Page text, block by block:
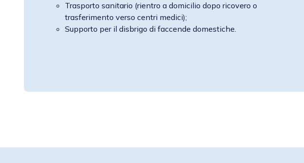
Trasporto sanitario (rientro a domicilio dopo ricovero o
trasferimento verso centri medici);
Supporto per il disbrigo di faccende domestiche.